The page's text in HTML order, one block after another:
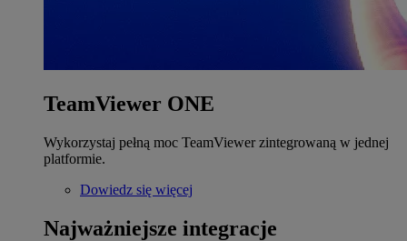
TeamViewer ONE
Wykorzystaj pełną moc TeamViewer zintegrowaną w jednej
platformie.
Dowiedz się więcej
Najważniejsze integracje